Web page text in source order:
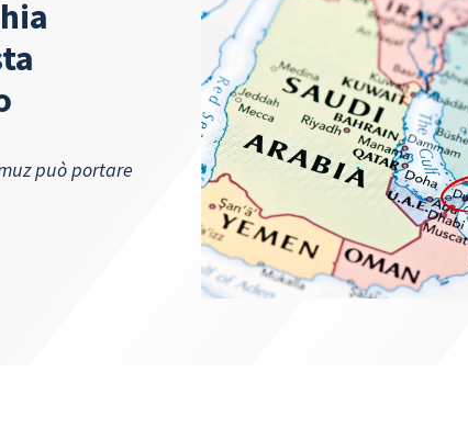
può portare